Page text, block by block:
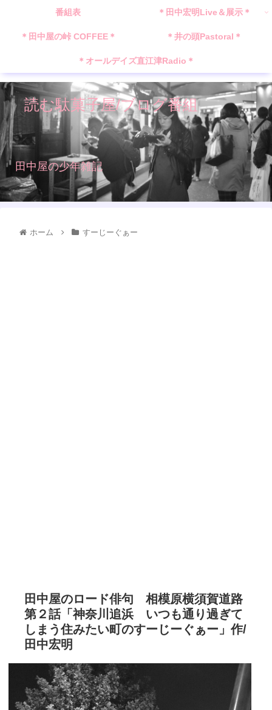
読む駄菓子屋/ブログ番組
田中屋の少年雑記
番組表 ＊田中宏明Live＆展示＊
＊田中屋の峠 COFFEE＊ ＊井の頭Pastoral＊
＊オールデイズ直江津Radio＊
ホーム すーじーぐぁー
田中屋のロード俳句 相模原横須賀道路
第２話「神奈川追浜 いつも通り過ぎて
しまう住みたい町のすーじーぐぁー」作/
田中宏明